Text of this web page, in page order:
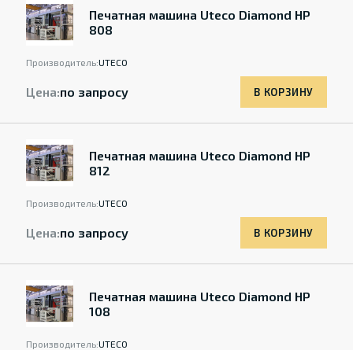
Печатная машина Uteco Diamond HP
808
Производитель:UTECO
Цена:по запросу В КОРЗИНУ
Печатная машина Uteco Diamond HP
812
Производитель:UTECO
Цена:по запросу В КОРЗИНУ
Печатная машина Uteco Diamond HP
108
Производитель:UTECO